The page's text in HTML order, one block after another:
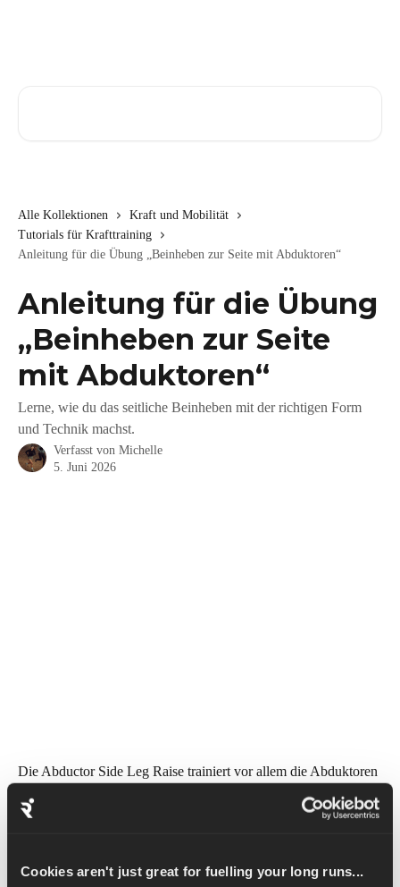
Cookies aren't just great for fuelling your long runs...
Alle Kollektionen
Kraft und Mobilität
Tutorials für Krafttraining
Anleitung für die Übung „Beinheben zur Seite mit Abduktoren“
Anleitung für die Übung
„Beinheben zur Seite
mit Abduktoren“
Lerne, wie du das seitliche Beinheben mit der richtigen Form
und Technik machst.
Verfasst von Michelle
5. Juni 2026
Die Abductor Side Leg Raise trainiert vor allem die Abduktoren
in der Hüfte – das sind die Muskeln, die uns helfen, das Bein
vom Körper weg zu bewegen, den Körper im Hüftgelenk zu
Tensor Fasciae Lateralis (TFL). Sie sind besonders wichtig für